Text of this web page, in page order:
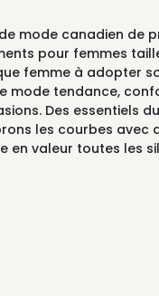
mode canadien de
pour femmes
femme à adopter
mode tendance,
Des essentiels
les courbes avec
en valeur toutes les